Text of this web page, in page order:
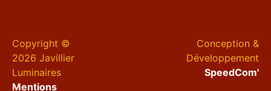
Copyright ©
2026 Javillier
Luminaires
Mentions
Conception &
Développement
SpeedCom'